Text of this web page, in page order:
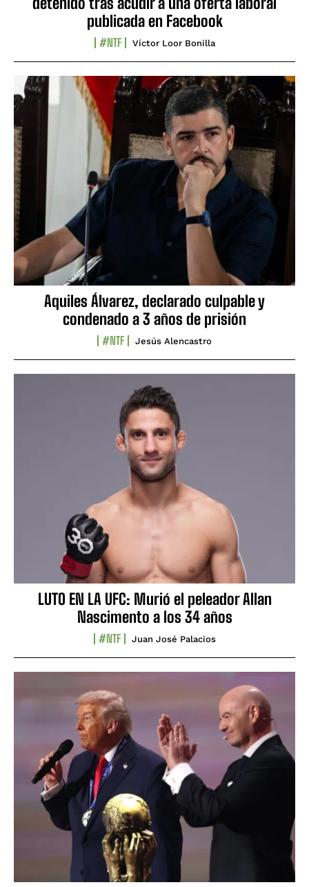
publicada en Facebook
#NTF Víctor Loor Bonilla
Aquiles Álvarez, declarado culpable y
condenado a 3 años de prisión
#NTF Jesús Alencastro
LUTO EN LA UFC: Murió el peleador Allan
Nascimento a los 34 años
#NTF Juan José Palacios